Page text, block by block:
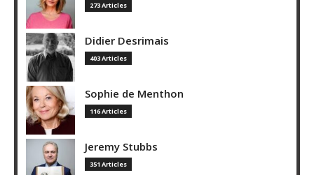
273 Articles
Didier Desrimais
403 Articles
Sophie de Menthon
116 Articles
Jeremy Stubbs
351 Articles